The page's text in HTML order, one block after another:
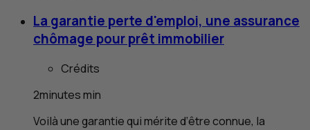
La garantie perte d'emploi, une assurance
chômage pour prêt immobilier
Crédits
2minutesmin
Voilà une garantie qui mérite d’être connue, la